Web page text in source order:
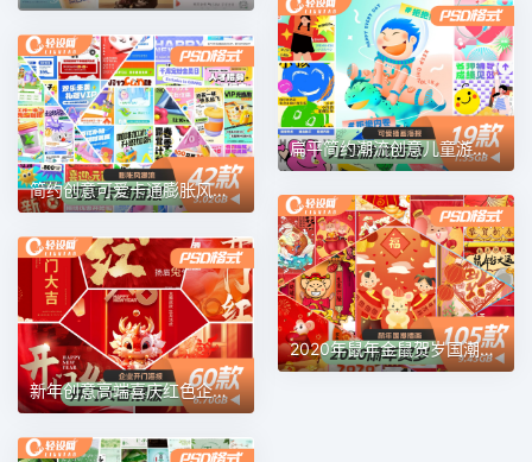
简约创意可爱卡通膨胀风潮流活动宣传海报背景PSD设计素材模板
新年创意高端喜庆红色企业公司开业大吉宣传海报PSD设计素材模板
扁平简约潮流创意儿童游戏活动插画可爱海报背景PSD设计素材模板
2020年鼠年金鼠贺岁国潮插画海报新年贺岁春节PSD设计素材模板